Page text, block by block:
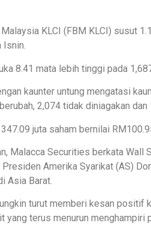
KLCI (FBM KLCI) susut
Isnin.
8.41 mata lebih tinggi pada
kaunter untung mengatasi
2,074 tidak diniagakan dan
juta saham bernilai
Malacca Securities berkata Wall
Amerika Syarikat (AS)
Asia Barat.
turut memberi kesan positif
yang terus menurun menghampiri